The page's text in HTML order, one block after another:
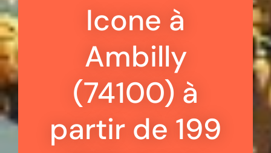
Icone à
Ambilly
(74100) à
partir de 199